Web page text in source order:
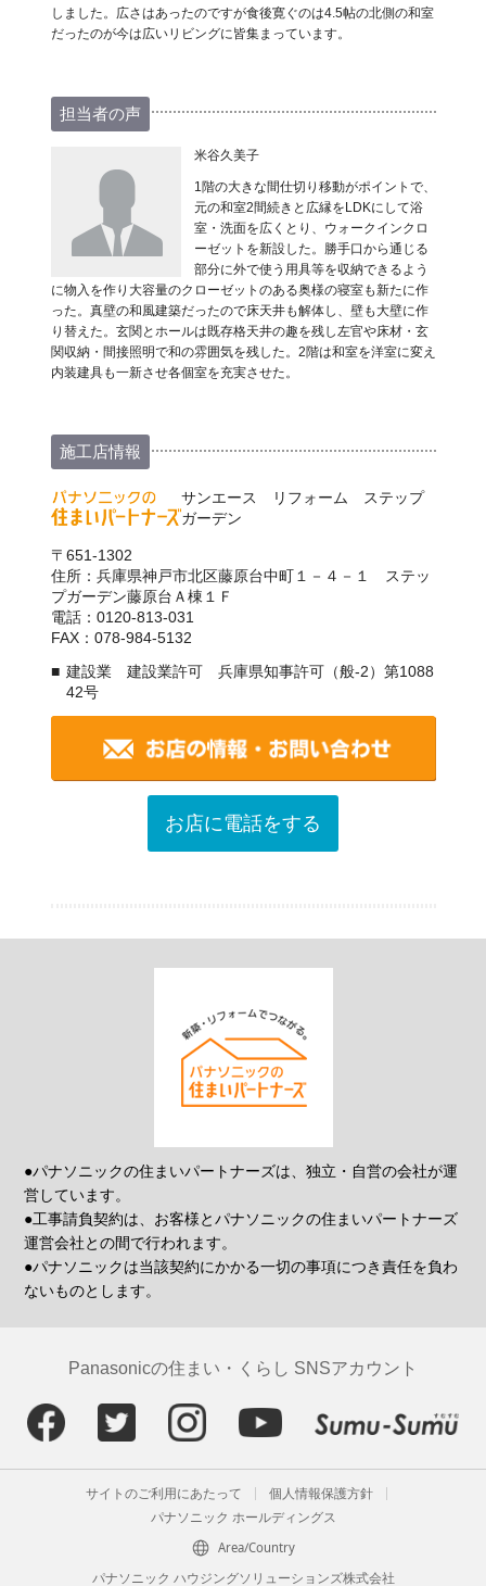
しました。広さはあったのですが食後寛ぐのは4.5帖の北側の和室
だったのが今は広いリビングに皆集まっています。
担当者の声
米谷久美子
1階の大きな間仕切り移動がポイントで、
元の和室2間続きと広縁をLDKにして浴
室・洗面を広くとり、ウォークインクロ
ーゼットを新設した。勝手口から通じる
部分に外で使う用具等を収納できるよう
に物入を作り大容量のクローゼットのある奥様の寝室も新たに作
った。真壁の和風建築だったので床天井も解体し、壁も大壁に作
り替えた。玄関とホールは既存格天井の趣を残し左官や床材・玄
関収納・間接照明で和の雰囲気を残した。2階は和室を洋室に変え
内装建具も一新させ各個室を充実させた。
施工店情報
サンエース リフォーム ステップ
ガーデン
〒651-1302
住所：兵庫県神戸市北区藤原台中町１－４－１ ステッ
プガーデン藤原台Ａ棟１Ｆ
電話：0120-813-031
FAX：078-984-5132
建設業 建設業許可 兵庫県知事許可（般-2）第1088
42号
お店に電話をする
●パナソニックの住まいパートナーズは、独立・自営の会社が運
営しています。
●工事請負契約は、お客様とパナソニックの住まいパートナーズ
運営会社との間で行われます。
●パナソニックは当該契約にかかる一切の事項につき責任を負わ
ないものとします。
Panasonicの住まい・くらし SNSアカウント
サイトのご利用にあたって
個人情報保護方針
パナソニック ホールディングス
Area/Country
パナソニック ハウジングソリューションズ株式会社